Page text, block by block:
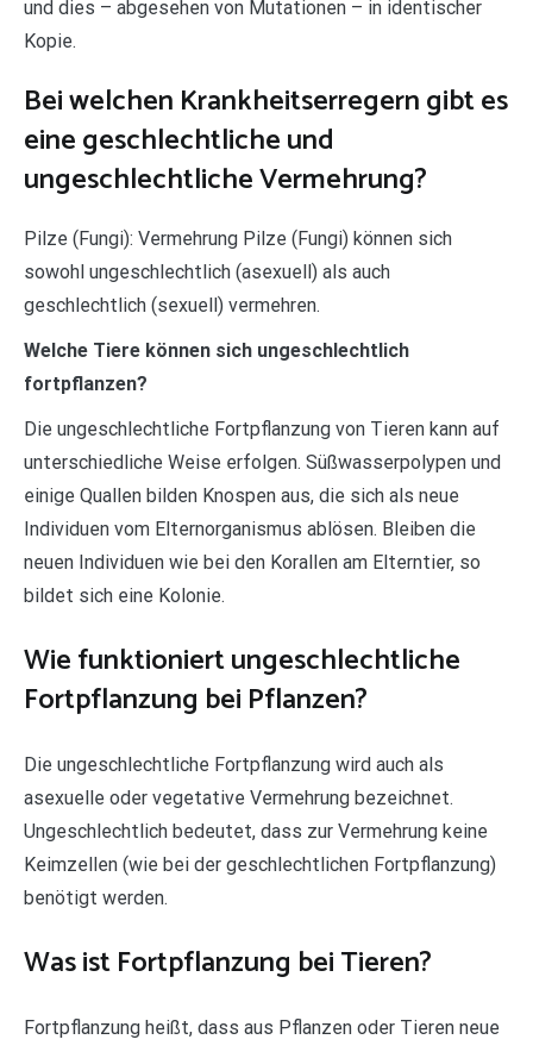
und dies – abgesehen von Mutationen – in identischer
Kopie.
Bei welchen Krankheitserregern gibt es
eine geschlechtliche und
ungeschlechtliche Vermehrung?
Pilze (Fungi): Vermehrung Pilze (Fungi) können sich
sowohl ungeschlechtlich (asexuell) als auch
geschlechtlich (sexuell) vermehren.
Welche Tiere können sich ungeschlechtlich
fortpflanzen?
Die ungeschlechtliche Fortpflanzung von Tieren kann auf
unterschiedliche Weise erfolgen. Süßwasserpolypen und
einige Quallen bilden Knospen aus, die sich als neue
Individuen vom Elternorganismus ablösen. Bleiben die
neuen Individuen wie bei den Korallen am Elterntier, so
bildet sich eine Kolonie.
Wie funktioniert ungeschlechtliche
Fortpflanzung bei Pflanzen?
Die ungeschlechtliche Fortpflanzung wird auch als
asexuelle oder vegetative Vermehrung bezeichnet.
Ungeschlechtlich bedeutet, dass zur Vermehrung keine
Keimzellen (wie bei der geschlechtlichen Fortpflanzung)
benötigt werden.
Was ist Fortpflanzung bei Tieren?
Fortpflanzung heißt, dass aus Pflanzen oder Tieren neue